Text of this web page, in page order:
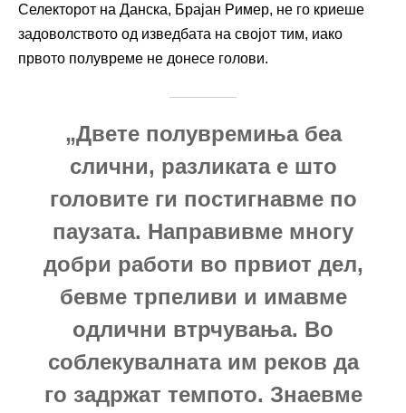
Селекторот на Данска, Брајан Ример, не го криеше
задоволството од изведбата на својот тим, иако
првото полувреме не донесе голови.
„Двете полувремиња беа
слични, разликата е што
головите ги постигнавме по
паузата. Направивме многу
добри работи во првиот дел,
бевме трпеливи и имавме
одлични втрчувања. Во
соблекувалната им реков да
го задржат темпото. Знаевме